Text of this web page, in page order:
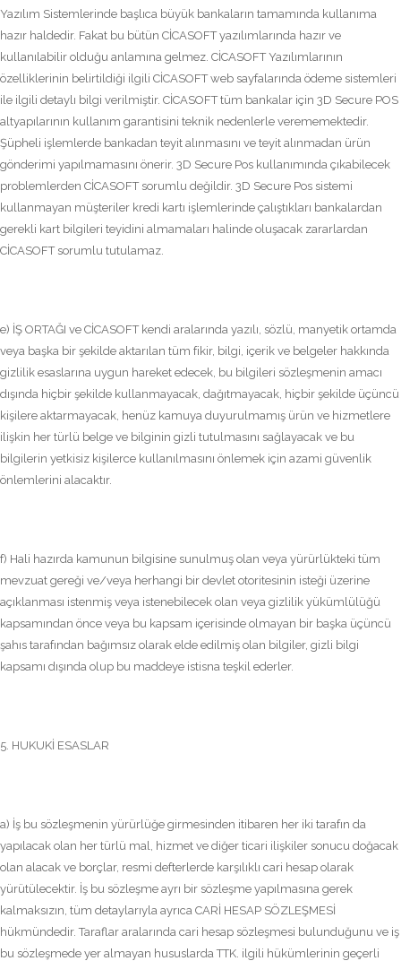
Yazılım Sistemlerinde başlıca büyük bankaların tamamında kullanıma
hazır haldedir. Fakat bu bütün CİCASOFT yazılımlarında hazır ve
kullanılabilir olduğu anlamına gelmez. CİCASOFT Yazılımlarının
özelliklerinin belirtildiği ilgili CİCASOFT web sayfalarında ödeme sistemleri
ile ilgili detaylı bilgi verilmiştir. CİCASOFT tüm bankalar için 3D Secure POS
altyapılarının kullanım garantisini teknik nedenlerle verememektedir.
Şüpheli işlemlerde bankadan teyit alınmasını ve teyit alınmadan ürün
gönderimi yapılmamasını önerir. 3D Secure Pos kullanımında çıkabilecek
problemlerden CİCASOFT sorumlu değildir. 3D Secure Pos sistemi
kullanmayan müşteriler kredi kartı işlemlerinde çalıştıkları bankalardan
gerekli kart bilgileri teyidini almamaları halinde oluşacak zararlardan
CİCASOFT sorumlu tutulamaz.
e) İŞ ORTAĞI ve CİCASOFT kendi aralarında yazılı, sözlü, manyetik ortamda
veya başka bir şekilde aktarılan tüm fikir, bilgi, içerik ve belgeler hakkında
gizlilik esaslarına uygun hareket edecek, bu bilgileri sözleşmenin amacı
dışında hiçbir şekilde kullanmayacak, dağıtmayacak, hiçbir şekilde üçüncü
kişilere aktarmayacak, henüz kamuya duyurulmamış ürün ve hizmetlere
ilişkin her türlü belge ve bilginin gizli tutulmasını sağlayacak ve bu
bilgilerin yetkisiz kişilerce kullanılmasını önlemek için azami güvenlik
önlemlerini alacaktır.
f) Hali hazırda kamunun bilgisine sunulmuş olan veya yürürlükteki tüm
mevzuat gereği ve/veya herhangi bir devlet otoritesinin isteği üzerine
açıklanması istenmiş veya istenebilecek olan veya gizlilik yükümlülüğü
kapsamından önce veya bu kapsam içerisinde olmayan bir başka üçüncü
şahıs tarafından bağımsız olarak elde edilmiş olan bilgiler, gizli bilgi
kapsamı dışında olup bu maddeye istisna teşkil ederler.
5. HUKUKİ ESASLAR
a) İş bu sözleşmenin yürürlüğe girmesinden itibaren her iki tarafın da
yapılacak olan her türlü mal, hizmet ve diğer ticari ilişkiler sonucu doğacak
olan alacak ve borçlar, resmi defterlerde karşılıklı cari hesap olarak
yürütülecektir. İş bu sözleşme ayrı bir sözleşme yapılmasına gerek
kalmaksızın, tüm detaylarıyla ayrıca CARİ HESAP SÖZLEŞMESİ
hükmündedir. Taraflar aralarında cari hesap sözleşmesi bulunduğunu ve iş
bu sözleşmede yer almayan hususlarda TTK. ilgili hükümlerinin geçerli